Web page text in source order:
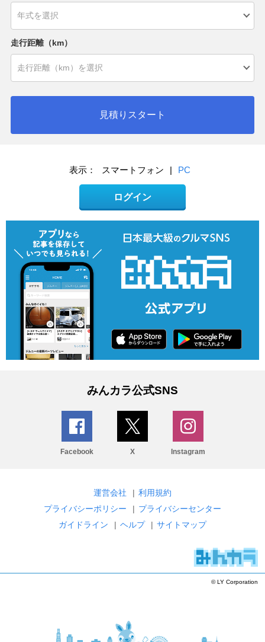
走行距離（km）
見積りスタート
表示： スマートフォン | PC
ログイン
みんカラ公式SNS
Facebook X Instagram
運営会社 | 利用規約
プライバシーポリシー
| プライバシーセンター
ガイドライン
| ヘルプ | サイトマップ
© LY Corporation